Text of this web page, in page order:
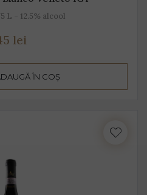
L - 12.5% alcool
lei
ÎN COȘ